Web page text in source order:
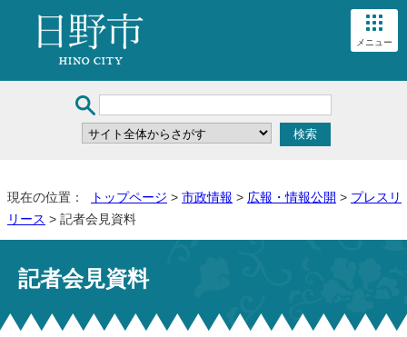
メニュー
現在の位置： トップページ > 市政情報 > 広報・情報公開 > プレスリ
リース > 記者会見資料
記者会見資料